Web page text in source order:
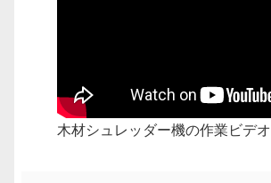
木材シュレッダー機の作業ビデオ